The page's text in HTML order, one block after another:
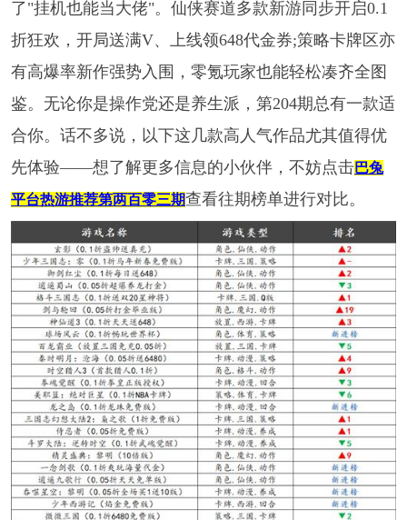
了"挂机也能当大佬"。仙侠赛道多款新游同步开启0.1
折狂欢，开局送满V、上线领648代金券;策略卡牌区亦
有高爆率新作强势入围，零氪玩家也能轻松凑齐全图
鉴。无论你是操作党还是养生派，第204期总有一款适
合你。话不多说，以下这几款高人气作品尤其值得优
先体验——想了解更多信息的小伙伴，不妨点击巴兔
平台热游推荐第两百零三期查看往期榜单进行对比。